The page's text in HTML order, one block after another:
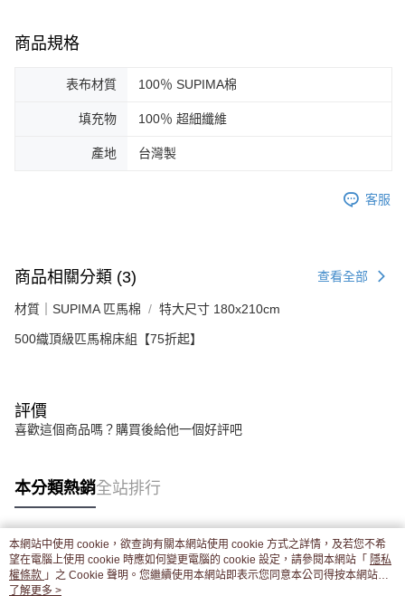
商品規格
表布材質 100％ SUPIMA棉
填充物 100％ 超細纖維
產地 台灣製
客服
商品相關分類 (3) 查看全部
材質｜SUPIMA 匹馬棉 特大尺寸 180x210cm
500織頂級匹馬棉床組【75折起】
評價
喜歡這個商品嗎？購買後給他一個好評吧
本分類熱銷全站排行
熱門標籤
本網站中使用 cookie，欲查詢有關本網站使用 cookie 方式之詳情，及若您不希
望在電腦上使用 cookie 時應如何變更電腦的 cookie 設定，請參閱本網站「 隱私
權條款 」之 Cookie 聲明。您繼續使用本網站即表示您同意本公司得按本網站使
用條款之 Cookie 聲明使用 cookie。
了解更多 >